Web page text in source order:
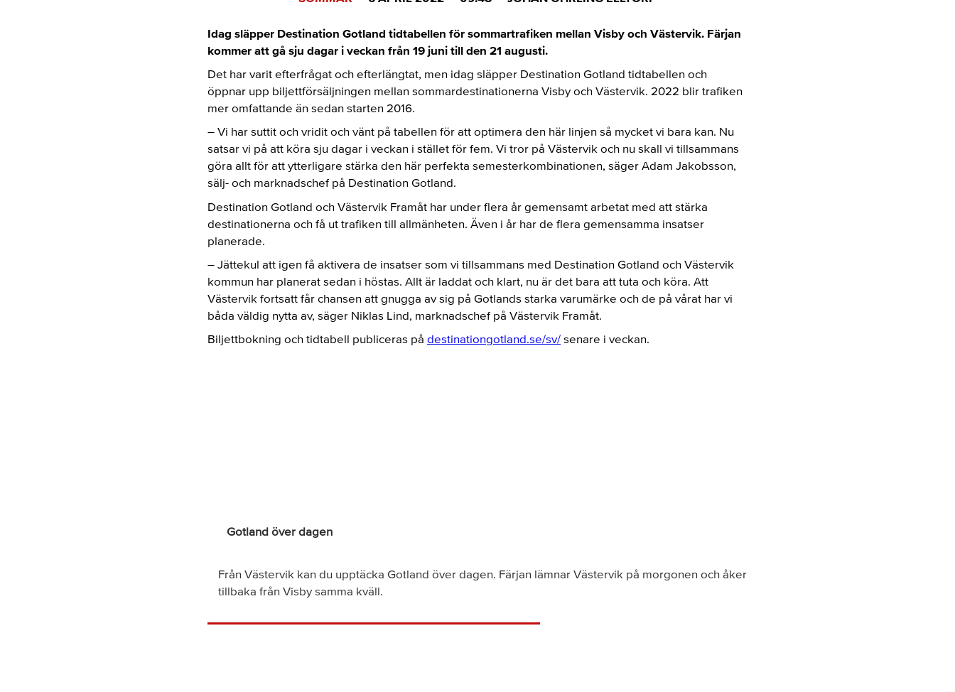
Idag släpper Destination Gotland tidtabellen för sommartrafiken mellan Visby och Västervik. Färjan
kommer att gå sju dagar i veckan från 19 juni till den 21 augusti.
Det har varit efterfrågat och efterlängtat, men idag släpper Destination Gotland tidtabellen och
öppnar upp biljettförsäljningen mellan sommardestinationerna Visby och Västervik. 2022 blir trafiken
mer omfattande än sedan starten 2016.
– Vi har suttit och vridit och vänt på tabellen för att optimera den här linjen så mycket vi bara kan. Nu
satsar vi på att köra sju dagar i veckan i stället för fem. Vi tror på Västervik och nu skall vi tillsammans
göra allt för att ytterligare stärka den här perfekta semesterkombinationen, säger Adam Jakobsson,
sälj- och marknadschef på Destination Gotland.
Destination Gotland och Västervik Framåt har under flera år gemensamt arbetat med att stärka
destinationerna och få ut trafiken till allmänheten. Även i år har de flera gemensamma insatser
planerade.
– Jättekul att igen få aktivera de insatser som vi tillsammans med Destination Gotland och Västervik
kommun har planerat sedan i höstas. Allt är laddat och klart, nu är det bara att tuta och köra. Att
Västervik fortsatt får chansen att gnugga av sig på Gotlands starka varumärke och de på vårat har vi
båda väldig nytta av, säger Niklas Lind, marknadschef på Västervik Framåt.
Biljettbokning och tidtabell publiceras på destinationgotland.se/sv/ senare i veckan.
Gotland över dagen
Från Västervik kan du upptäcka Gotland över dagen. Färjan lämnar Västervik på morgonen och åker
tillbaka från Visby samma kväll.